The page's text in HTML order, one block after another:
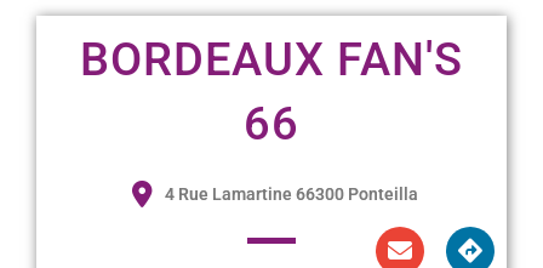
BORDEAUX FAN'S
66
4 Rue Lamartine 66300 Ponteilla